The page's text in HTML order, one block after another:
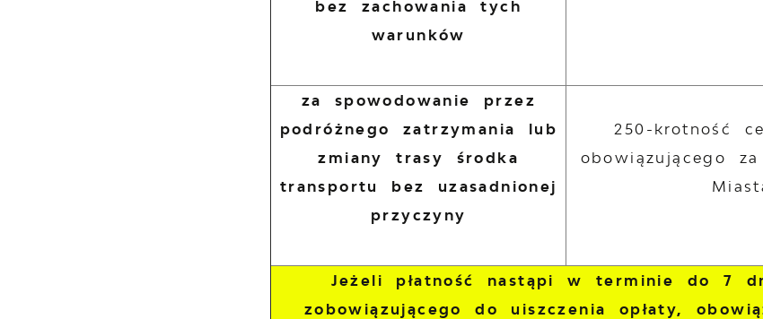
bez zachowania tych
warunków
za spowodowanie przez
podróżnego zatrzymania lub
zmiany trasy środka
transportu bez uzasadnionej
przyczyny
250-krotność
obowiązującego
Jeżeli płatność nastąpi w terminie do 7
zobowiązującego do uiszczenia opłaty,